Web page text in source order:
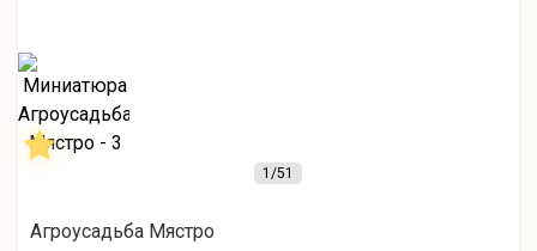
1/51
Агроусадьба Мястро